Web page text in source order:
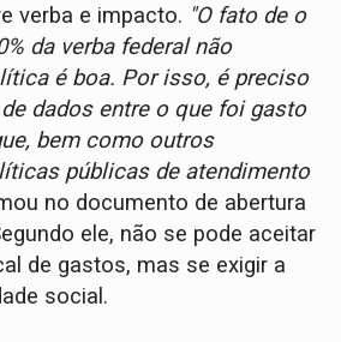
verba e impacto. "O fato de o
da verba federal não
é boa. Por isso, é preciso
dados entre o que foi gasto
bem como outros
públicas de atendimento
no documento de abertura
ele, não se pode aceitar
de gastos, mas se exigir a
social.